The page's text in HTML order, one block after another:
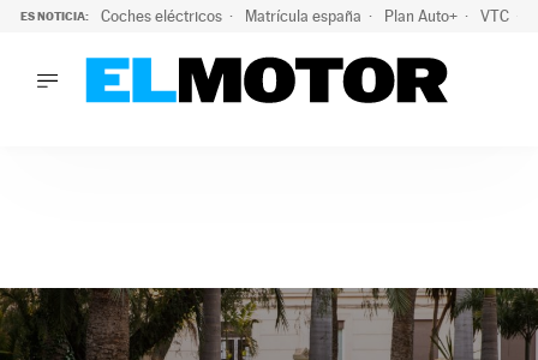
Saltar
al
contenido
ES NOTICIA: Coches eléctricos Matrícula españa Plan Auto+ VTC
VIRALES
PODCAST